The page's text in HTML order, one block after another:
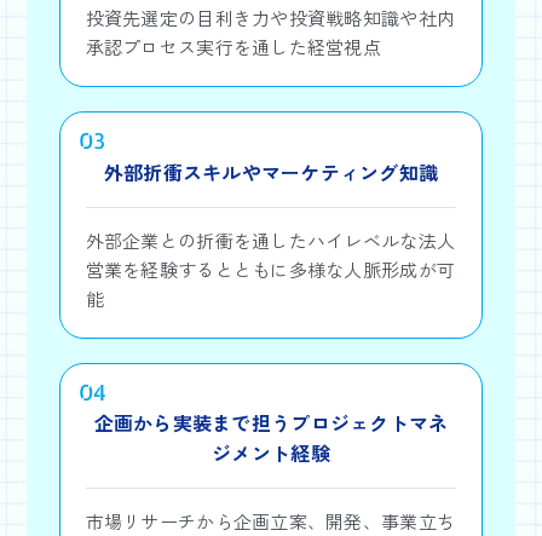
投資先選定の目利き力や投資戦略知識や社内
承認プロセス実行を通した経営視点
03
外部折衝スキルやマーケティング知識
外部企業との折衝を通したハイレベルな法人
営業を経験するとともに多様な人脈形成が可
能
04
企画から実装まで担うプロジェクトマネ
ジメント経験
市場リサーチから企画立案、開発、事業立ち